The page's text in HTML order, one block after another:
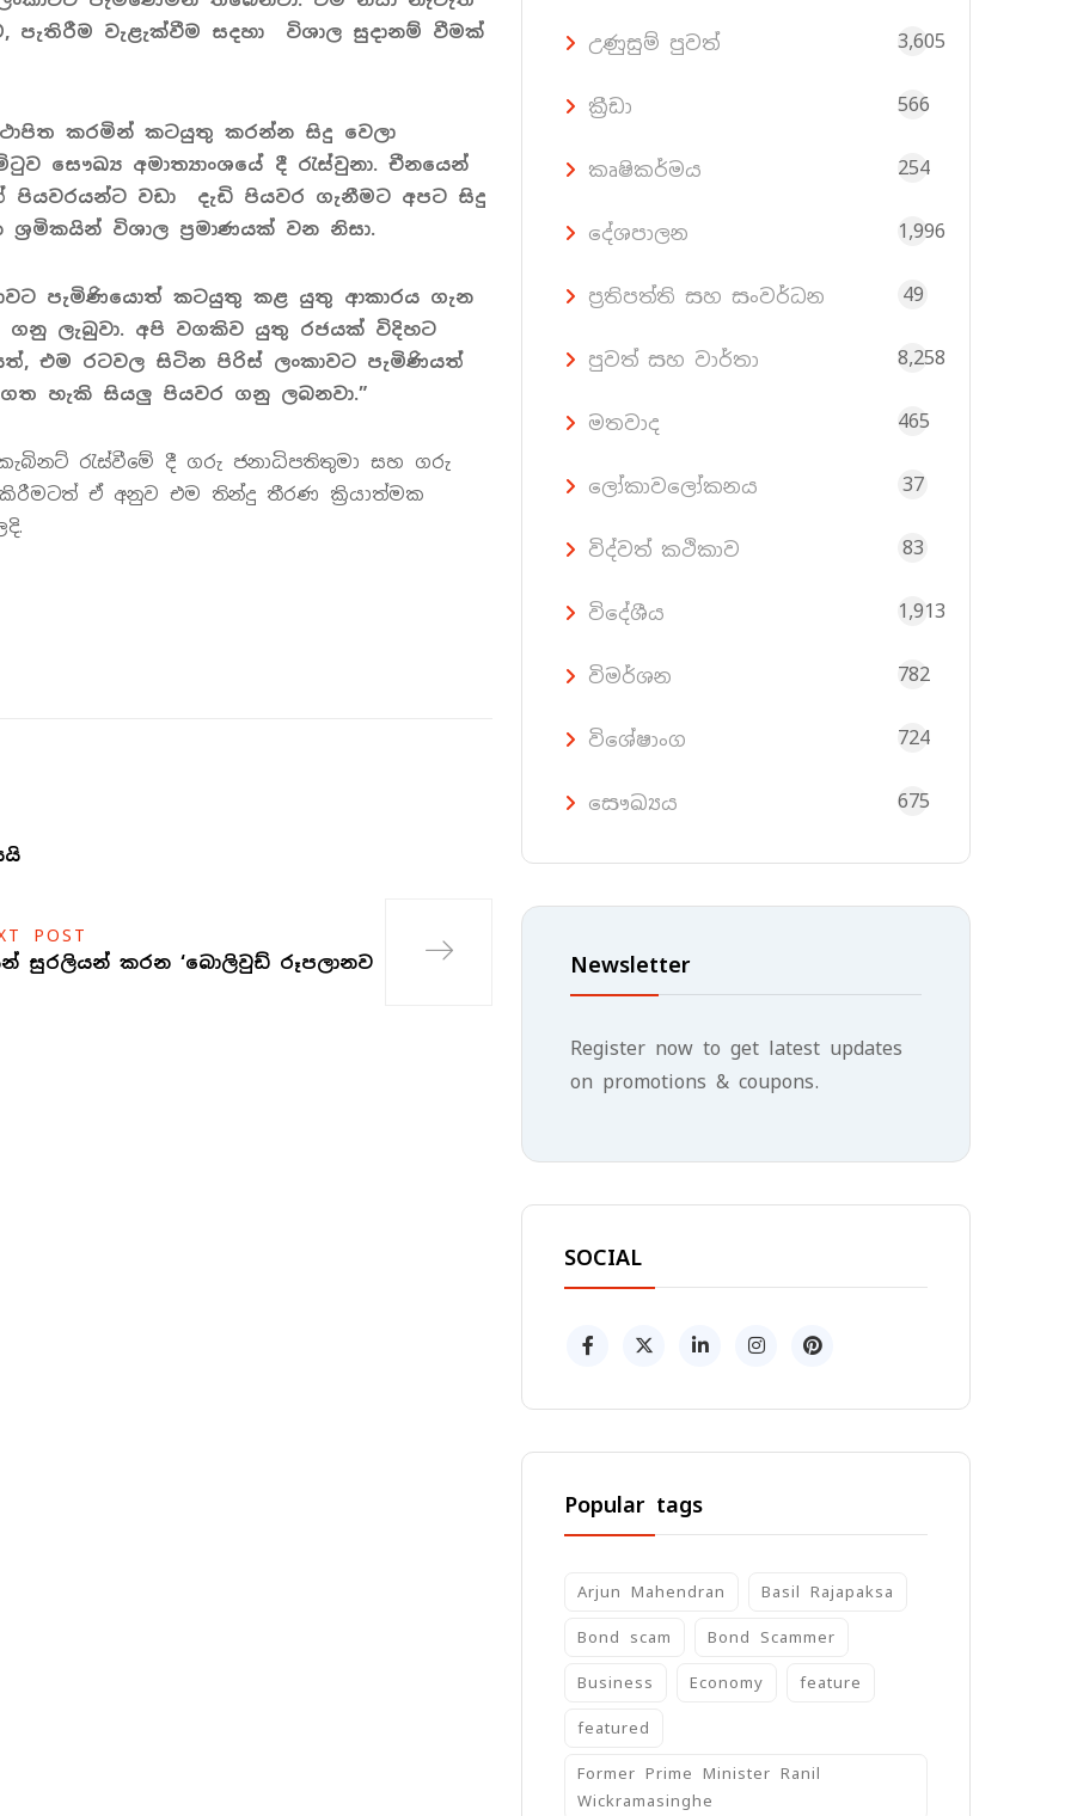
වැළැක්වීම සදහා විශාල සුදානම් වීමක්
කරමින් කටයුතු කරන්න සිදු වෙලා
සෞඛ්‍ය අමාත්‍යාංශයේ දී රැස්වුනා. චීනයෙන්
වඩා දැඩි පියවර ගැනීමට අපට සිදු
විශාල ප්‍රමාණයක් වන නිසා.
පැමිණියොත් කටයුතු කළ යුතු ආකාරය ගැන
ගනු ලැබුවා. අපි වගකිව යුතු රජයක් විදිහට
එම රටවල සිටින පිරිස් ලංකාවට පැමිණියත්
හැකි සියලු පියවර ගනු ලබනවා.”
රැස්වීමේ දී ගරු ජනාධිපතිතුමා සහ ගරු
ඒ අනුව එම තින්දු තීරණ ක්‍රියාත්මක
POST
සුරලියන් කරන ‘බොලිවුඩ් රූපලානව
උණුසුම් පුවත් 3,605
ක්‍රීඩා 566
කෘෂිකර්මය 254
දේශපාලන 1,996
ප්‍රතිපත්ති සහ සංවර්ධන 49
පුවත් සහ වාර්තා 8,258
මතවාද 465
ලෝකාවලෝකනය 37
විද්වත් කථිකාව 83
විදේශීය 1,913
විමර්ශන 782
විශේෂාංග 724
සෞඛ්‍යය 675
Newsletter
Register now to get latest updates
on promotions & coupons.
SOCIAL
Popular tags
Arjun Mahendran Basil Rajapaksa
Bond scam Bond Scammer
Business Economy feature
featured
Former Prime Minister Ranil
Wickramasinghe